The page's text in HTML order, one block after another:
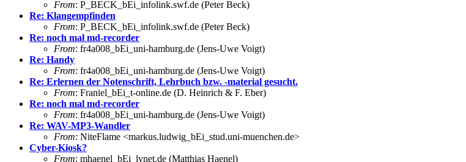
From: P_BECK_bEi_infolink.swf.de (Peter Beck)
Re: Klangempfinden
From: P_BECK_bEi_infolink.swf.de (Peter Beck)
Re: noch mal md-recorder
From: fr4a008_bEi_uni-hamburg.de (Jens-Uwe Voigt)
Re: Handy
From: fr4a008_bEi_uni-hamburg.de (Jens-Uwe Voigt)
Re: Erlernen der Notenschrift, Lehrbuch bzw. -material gesucht.
From: Franiel_bEi_t-online.de (D. Heinrich & F. Eber)
Re: noch mal md-recorder
From: fr4a008_bEi_uni-hamburg.de (Jens-Uwe Voigt)
Re: WAV-MP3-Wandler
From: NiteFlame <markus.ludwig_bEi_stud.uni-muenchen.de>
Cyber-Kiosk?
From: mhaenel_bEi_lynet.de (Matthias Haenel)